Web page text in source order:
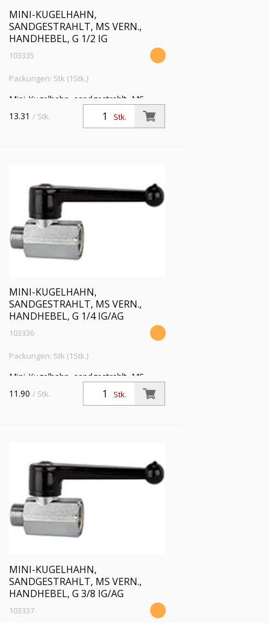
MINI-KUGELHAHN,
SANDGESTRAHLT, MS VERN.,
HANDHEBEL, G 1/2 IG
103335
Packungen: Stk (1Stk.)
Mini-Kugelhahn, sandgestrahlt, MS
vern., Handhebel, Mediums-/
Umgebungstemp. -10 °C bis 90 °C, G
Stk.
13.31 / Stk.
MINI-KUGELHAHN,
SANDGESTRAHLT, MS VERN.,
HANDHEBEL, G 1/4 IG/AG
103336
Packungen: Stk (1Stk.)
Mini-Kugelhahn, sandgestrahlt, MS
vern., Handhebel, Mediums-/
Umgebungstemp. -10 °C bis 90 °C, G
Stk.
11.90 / Stk.
MINI-KUGELHAHN,
SANDGESTRAHLT, MS VERN.,
HANDHEBEL, G 3/8 IG/AG
103337